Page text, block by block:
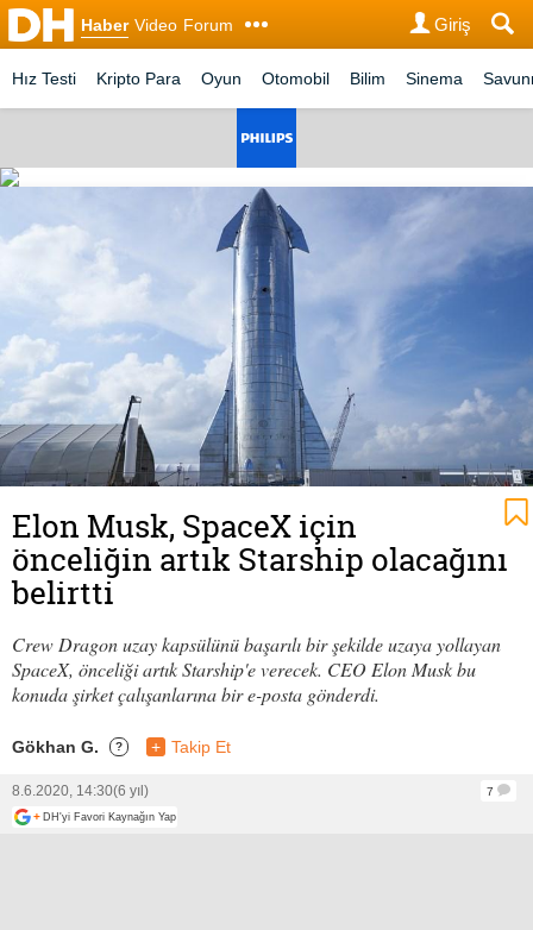
Haber Video Forum Giriş
Hız Testi Kripto Para Oyun Otomobil Bilim Sinema
Elon Musk, SpaceX için
önceliğin artık Starship olacağını
belirtti
Crew Dragon uzay kapsülünü başarılı bir şekilde uzaya yollayan
SpaceX, önceliği artık Starship'e verecek. CEO Elon Musk bu
konuda şirket çalışanlarına bir e-posta gönderdi.
Gökhan G. ? + Takip Et
8.6.2020, 14:30(6 yıl)
7
+ DH'yi Favori Kaynağın Yap